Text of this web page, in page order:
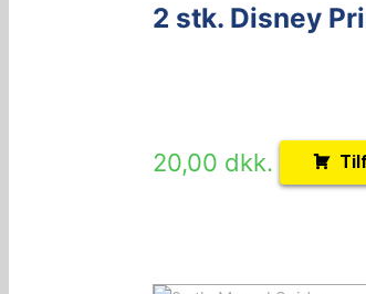
2 stk. Disney
20,00 dkk.